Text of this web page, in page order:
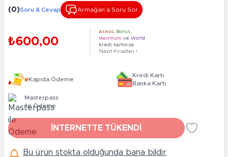
(0)Soru & Cevap Armağan’a Soru Sor
₺600,00
Axess Bonus
Maximum ve World
Kredi Kartınıza
Taksit Fırsatları !
Kapıda Ödeme
Kredi Kartı
Banka Kartı
Masterpass
ile Ödeme
İNTERNETTE TÜKENDİ
Bu ürün stokta olduğunda bana bildir